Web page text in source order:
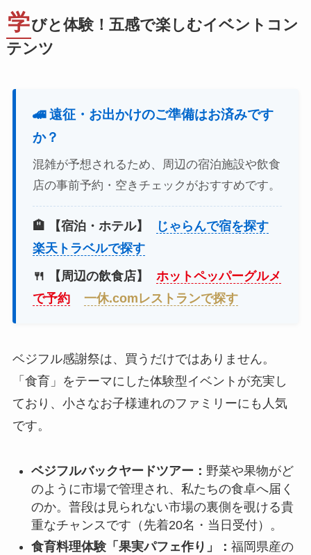
学びと体験！五感で楽しむイベントコン
テンツ
🚄 遠征・お出かけのご準備はお済みです
か？
混雑が予想されるため、周辺の宿泊施設や飲食
店の事前予約・空きチェックがおすすめです。
🏨 【宿泊・ホテル】
じゃらんで宿を探す
楽天トラベルで探す
🍴 【周辺の飲食店】
ホットペッパーグルメ
で予約
一休.comレストランで探す
ベジフル感謝祭は、買うだけではありません。
「食育」をテーマにした体験型イベントが充実し
ており、小さなお子様連れのファミリーにも人気
です。
ベジフルバックヤードツアー： 野菜や果物がど
のように市場で管理され、私たちの食卓へ届く
のか。普段は見られない市場の裏側を覗ける貴
重なチャンスです（先着20名・当日受付）。
食育料理体験「果実パフェ作り」： 福岡県産の